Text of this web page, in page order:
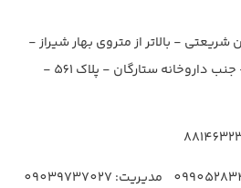
- بالاتر از متروی بهار شیراز -
روبروی اتاق اصناف - جنب داروخانه ستارگان - پلاک 561 -
مدیریت: 09039737027